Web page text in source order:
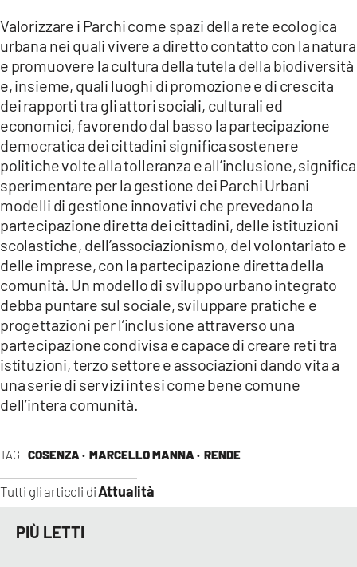
TAG COSENZA · MARCELLO MANNA · RENDE
Tutti gli articoli diAttualità
Valorizzare i Parchi come spazi della rete ecologica
urbana nei quali vivere a diretto contatto con la natura
e promuovere la cultura della tutela della biodiversità
e, insieme, quali luoghi di promozione e di crescita
dei rapporti tra gli attori sociali, culturali ed
economici, favorendo dal basso la partecipazione
democratica dei cittadini significa sostenere
politiche volte alla tolleranza e all’inclusione, significa
sperimentare per la gestione dei Parchi Urbani
modelli di gestione innovativi che prevedano la
partecipazione diretta dei cittadini, delle istituzioni
scolastiche, dell’associazionismo, del volontariato e
delle imprese, con la partecipazione diretta della
comunità. Un modello di sviluppo urbano integrato
debba puntare sul sociale, sviluppare pratiche e
progettazioni per l’inclusione attraverso una
partecipazione condivisa e capace di creare reti tra
istituzioni, terzo settore e associazioni dando vita a
una serie di servizi intesi come bene comune
dell’intera comunità.
PIÙ LETTI